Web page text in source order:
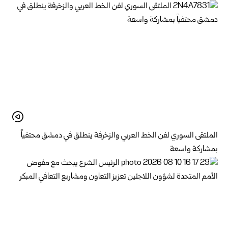
الملتقى السوري لفن الخط العربي والزخرفة ينطلق في دمشق محتفياً
بمشاركة واسعة